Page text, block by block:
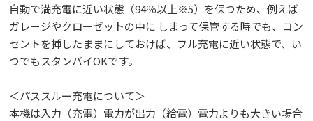
自動で満充電に近い状態（94％以上※5）を保つため、例えば
ガレージやクローゼットの中に しまって保管する時でも、コン
セントを挿したままにしておけば、フル充電に近い状態で、い
つでもスタンバイOKです。
＜パススルー充電について＞
本機は入力（充電）電力が出力（給電）電力よりも大きい場合